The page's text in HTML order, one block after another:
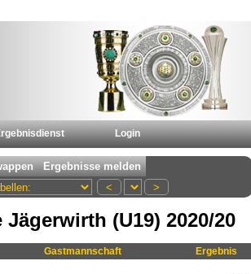
Login
(U19) 2020/20
Gastmannschaft Ergebnis